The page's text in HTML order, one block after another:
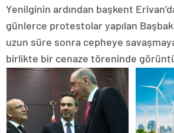
Yenilginin ardından başkent
günlerce protestolar yapılan
uzun süre sonra cepheye
birlikte bir cenaze töreninde